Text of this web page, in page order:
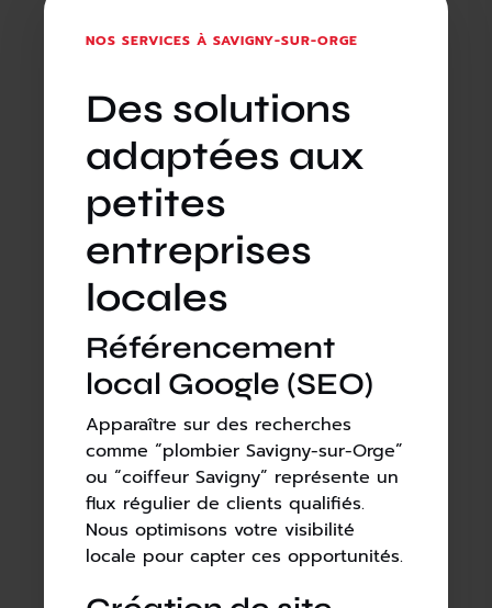
NOS SERVICES À SAVIGNY-SUR-ORGE
Des solutions
adaptées aux
petites
entreprises
locales
Référencement
local Google (SEO)
Apparaître sur des recherches
comme “plombier Savigny-sur-Orge”
ou “coiffeur Savigny” représente un
flux régulier de clients qualifiés.
Nous optimisons votre visibilité
locale pour capter ces opportunités.